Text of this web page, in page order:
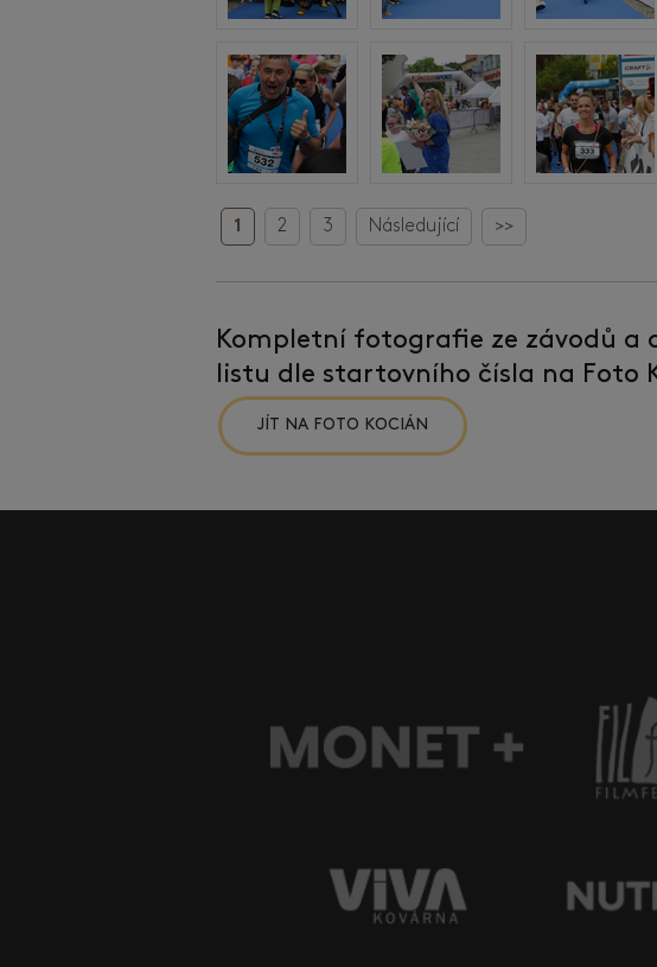
1 2 3 Následující >>
Kompletní fotografie ze závodů a
listu dle startovního čísla na Foto
JÍT NA FOTO KOCIÁN